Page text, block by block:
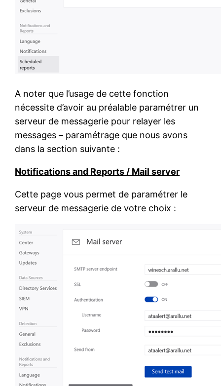
A noter que l’usage de cette fonction
nécessite d’avoir au préalable paramétrer un
serveur de messagerie pour relayer les
messages – paramétrage que nous avons
dans la section suivante :
Notifications and Reports / Mail server
Cette page vous permet de paramétrer le
serveur de messagerie de votre choix :